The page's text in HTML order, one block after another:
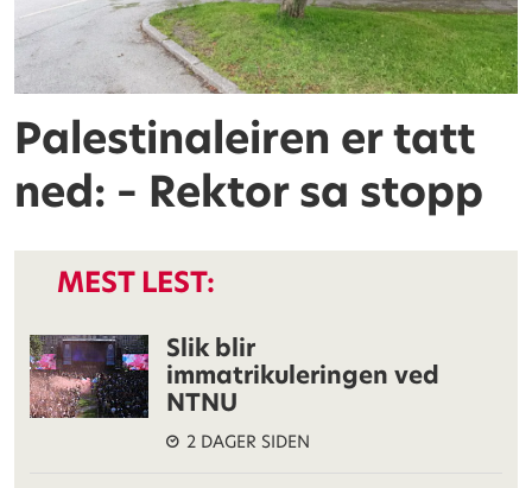
Palestinaleiren er tatt
ned: – Rektor sa stopp
MEST LEST:
Slik blir
immatrikuleringen ved
NTNU
2 DAGER SIDEN